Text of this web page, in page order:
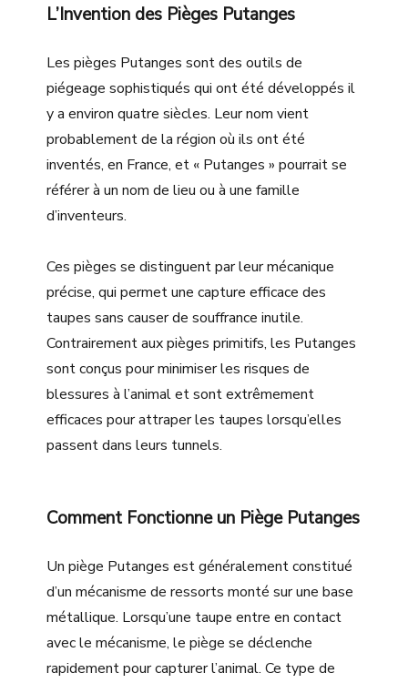
L’Invention des Pièges Putanges
Les pièges Putanges sont des outils de
piégeage sophistiqués qui ont été développés il
y a environ quatre siècles. Leur nom vient
probablement de la région où ils ont été
inventés, en France, et « Putanges » pourrait se
référer à un nom de lieu ou à une famille
d’inventeurs.
Ces pièges se distinguent par leur mécanique
précise, qui permet une capture efficace des
taupes sans causer de souffrance inutile.
Contrairement aux pièges primitifs, les Putanges
sont conçus pour minimiser les risques de
blessures à l’animal et sont extrêmement
efficaces pour attraper les taupes lorsqu’elles
passent dans leurs tunnels.
Comment Fonctionne un Piège Putanges
Un piège Putanges est généralement constitué
d’un mécanisme de ressorts monté sur une base
métallique. Lorsqu’une taupe entre en contact
avec le mécanisme, le piège se déclenche
rapidement pour capturer l’animal. Ce type de